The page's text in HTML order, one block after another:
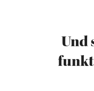
Und